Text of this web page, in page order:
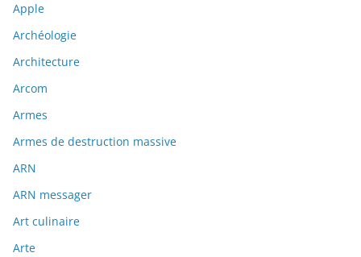
Apple
Archéologie
Architecture
Arcom
Armes
Armes de destruction massive
ARN
ARN messager
Art culinaire
Arte